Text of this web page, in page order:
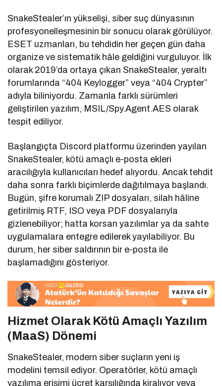
SnakeStealer’ın yükselişi, siber suç dünyasının
profesyonelleşmesinin bir sonucu olarak görülüyor.
ESET uzmanları, bu tehdidin her geçen gün daha
organize ve sistematik hâle geldiğini vurguluyor. İlk
olarak 2019’da ortaya çıkan SnakeStealer, yeraltı
forumlarında “404 Keylogger” veya “404 Crypter”
adıyla biliniyordu. Zamanla farklı sürümleri
geliştirilen yazılım, MSIL/Spy.Agent.AES olarak
tespit ediliyor.
Başlangıçta Discord platformu üzerinden yayılan
SnakeStealer, kötü amaçlı e-posta ekleri
aracılığıyla kullanıcıları hedef alıyordu. Ancak tehdit
daha sonra farklı biçimlerde dağıtılmaya başlandı.
Bugün, şifre korumalı ZIP dosyaları, silah hâline
getirilmiş RTF, ISO veya PDF dosyalarıyla
gizlenebiliyor; hatta korsan yazılımlar ya da sahte
uygulamalara entegre edilerek yayılabiliyor. Bu
durum, her siber saldırının bir e-posta ile
başlamadığını gösteriyor.
Hizmet Olarak Kötü Amaçlı Yazılım
(MaaS) Dönemi
SnakeStealer, modern siber suçların yeni iş
modelini temsil ediyor. Operatörler, kötü amaçlı
yazılıma erişimi ücret karşılığında kiralıyor veya